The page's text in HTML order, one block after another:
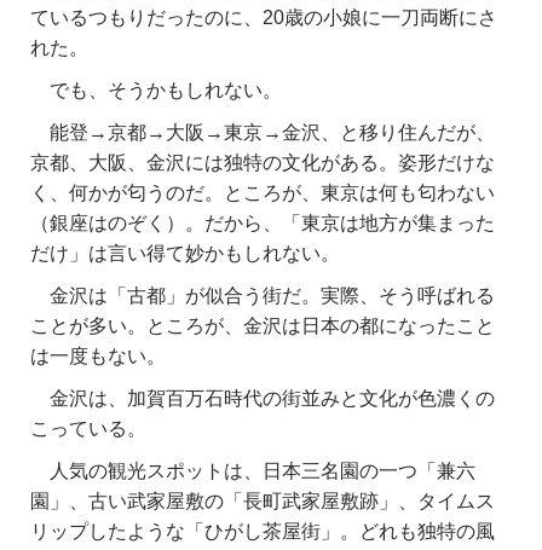
ているつもりだったのに、20歳の小娘に一刀両断にさ
れた。
でも、そうかもしれない。
能登→京都→大阪→東京→金沢、と移り住んだが、
京都、大阪、金沢には独特の文化がある。姿形だけな
く、何かが匂うのだ。ところが、東京は何も匂わない
（銀座はのぞく）。だから、「東京は地方が集まった
だけ」は言い得て妙かもしれない。
金沢は「古都」が似合う街だ。実際、そう呼ばれる
ことが多い。ところが、金沢は日本の都になったこと
は一度もない。
金沢は、加賀百万石時代の街並みと文化が色濃くの
こっている。
人気の観光スポットは、日本三名園の一つ「兼六
園」、古い武家屋敷の「長町武家屋敷跡」、タイムス
リップしたような「ひがし茶屋街」。どれも独特の風